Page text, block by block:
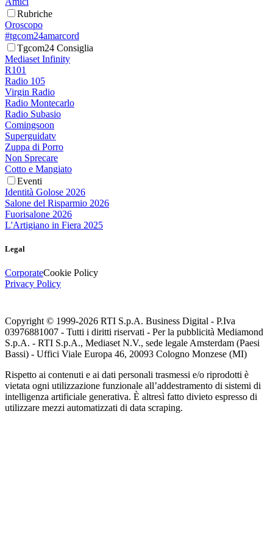
Rubriche
Oroscopo
#tgcom24amarcord
Tgcom24 Consiglia
Mediaset Infinity
R101
Radio 105
Virgin Radio
Radio Montecarlo
Radio Subasio
Comingsoon
Superguidatv
Zuppa di Porro
Non Sprecare
Cotto e Mangiato
Eventi
Identità Golose 2026
Salone del Risparmio 2026
Fuorisalone 2026
L'Artigiano in Fiera 2025
Legal
CorporateCookie Policy
Privacy Policy
Copyright © 1999-2026 RTI S.p.A. Business Digital - P.Iva
03976881007 - Tutti i diritti riservati - Per la pubblicità Mediamond
S.p.A. - RTI S.p.A., Mediaset N.V., sede legale Amsterdam (Paesi
Bassi) - Uffici Viale Europa 46, 20093 Cologno Monzese (MI)
Rispetto ai contenuti e ai dati personali trasmessi e/o riprodotti è
vietata ogni utilizzazione funzionale all’addestramento di sistemi di
intelligenza artificiale generativa. È altresì fatto divieto espresso di
utilizzare mezzi automatizzati di data scraping.